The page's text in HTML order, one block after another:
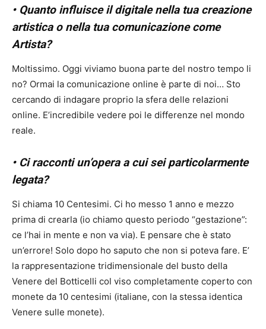
• Quanto influisce il digitale nella tua creazione
artistica o nella tua comunicazione come
Artista?
Moltissimo. Oggi viviamo buona parte del nostro tempo li
no? Ormai la comunicazione online è parte di noi… Sto
cercando di indagare proprio la sfera delle relazioni
online. E’incredibile vedere poi le differenze nel mondo
reale.
• Ci racconti un’opera a cui sei particolarmente
legata?
Si chiama 10 Centesimi. Ci ho messo 1 anno e mezzo
prima di crearla (io chiamo questo periodo “gestazione”:
ce l’hai in mente e non va via). E pensare che è stato
un’errore! Solo dopo ho saputo che non si poteva fare. E’
la rappresentazione tridimensionale del busto della
Venere del Botticelli col viso completamente coperto con
monete da 10 centesimi (italiane, con la stessa identica
Venere sulle monete).